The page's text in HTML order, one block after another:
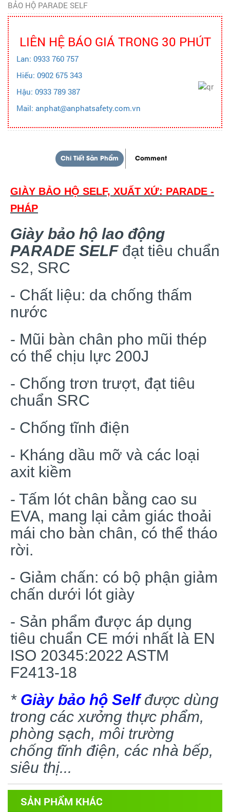
BẢO HỘ PARADE SELF
LIÊN HỆ BÁO GIÁ TRONG 30 PHÚT
Lan: 0933 760 757
Hiếu: 0902 675 343
Hậu: 0933 789 387
Mail: anphat@anphatsafety.com.vn
Chi Tiết Sản Phẩm Comment
GIÀY BẢO HỘ SELF, XUẤT XỨ: PARADE -
PHÁP
Giày bảo hộ lao động
PARADE SELFđạt tiêu chuẩn
S2, SRC
- Chất liệu: da chống thấm
nước
- Mũi bàn chân pho mũi thép
có thể chịu lực 200J
- Chống trơn trượt, đạt tiêu
chuẩn SRC
- Chống tĩnh điện
- Kháng dầu mỡ và các loại
axit kiềm
- Tấm lót chân bằng cao su
EVA, mang lại cảm giác thoải
mái cho bàn chân, có thể tháo
rời.
- Giảm chấn: có bộ phận giảm
chấn dưới lót giày
- Sản phẩm được áp dụng
tiêu chuẩn CE mới nhất là EN
ISO 20345:2022 ASTM
F2413-18
* Giày bảo hộ Selfđược dùng
trong các xưởng thực phẩm,
phòng sạch, môi trường
chống tĩnh điện, các nhà bếp,
siêu thị...
SẢN PHẨM KHÁC